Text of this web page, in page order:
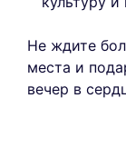
Не ждите
места и
вечер в